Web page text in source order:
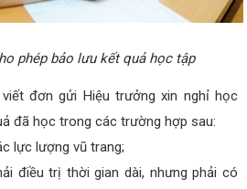
phép bảo lưu kết quả học tập
đơn gửi Hiệu trưởng xin nghỉ học
đã học trong các trường hợp sau:
lực lượng vũ trang;
điều trị thời gian dài, nhưng phải có